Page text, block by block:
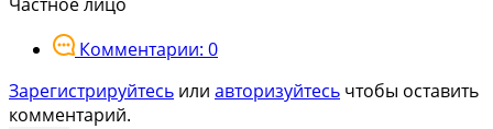
Комментарии: 0
Зарегистрируйтесь или авторизуйтесь чтобы оставить
комментарий.